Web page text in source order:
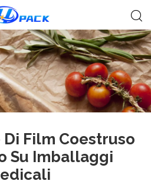
Film Coestruso
Su Imballaggi